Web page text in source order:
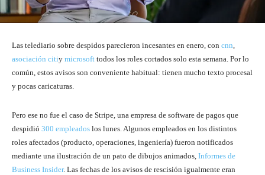
Las telediario sobre despidos parecieron incesantes en enero, con cnn,
asociación citiy microsoft todos los roles cortados solo esta semana. Por lo
común, estos avisos son conveniente habitual: tienen mucho texto procesal
y pocas caricaturas.
Pero ese no fue el caso de Stripe, una empresa de software de pagos que
despidió 300 empleados los lunes. Algunos empleados en los distintos
roles afectados (producto, operaciones, ingeniería) fueron notificados
mediante una ilustración de un pato de dibujos animados, Informes de
Business Insider. Las fechas de los avisos de rescisión igualmente eran